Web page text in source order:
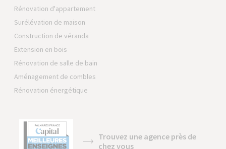
Rénovation d'appartement
Surélévation de maison
Construction de véranda
Extension en bois
Rénovation de salle de bain
Aménagement de combles
Rénovation énergétique
Trouvez une agence près de
chez vous